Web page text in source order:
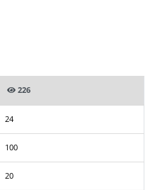
226
24
100
20